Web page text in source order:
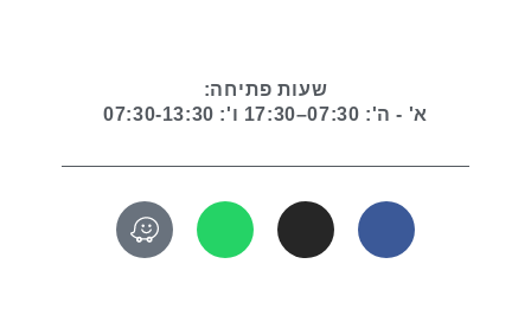
שעות פתיחה:
א' - ה': 07:30–17:30 ו': 07:30-13:30